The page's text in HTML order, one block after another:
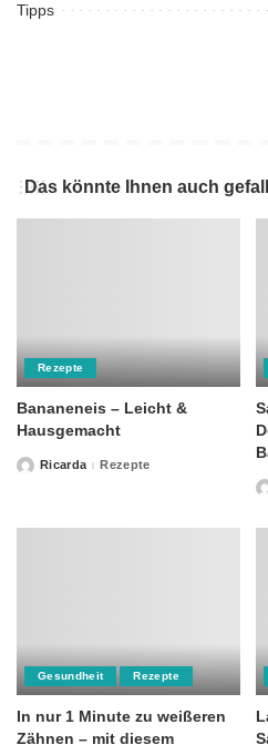
Tipps
Das könnte Ihnen auch
Rezepte
Bananeneis – Leicht &
Hausgemacht
PostedRicarda Rezepte
Gesundheit Rezepte
In nur 1 Minute zu weißeren
Zähnen – mit diesem